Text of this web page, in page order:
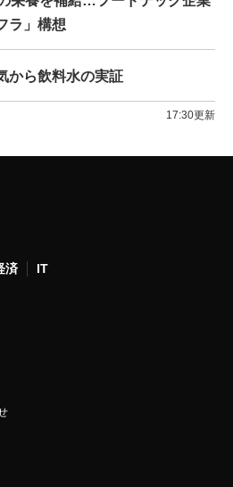
ラ」構想
から飲料水の実証
17:30更新
済 IT